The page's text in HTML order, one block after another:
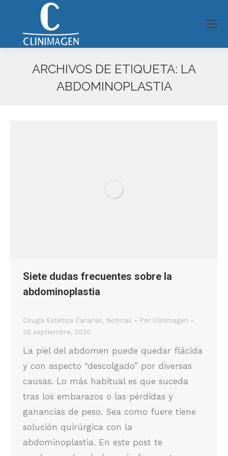
ARCHIVOS DE ETIQUETA: LA
ABDOMINOPLASTIA
Siete dudas frecuentes sobre la
abdominoplastia
Cirugía Estética Canarias, Noticias Por Clinimagen
30 septiembre, 2020
La piel del abdomen puede quedar flácida
y con aspecto “descolgado” por diversas
causas. Lo más habitual es que suceda
tras los embarazos o las pérdidas y
ganancias de peso. Sea como fuere tiene
solución quirúrgica con la
abdominoplastia. En este post te